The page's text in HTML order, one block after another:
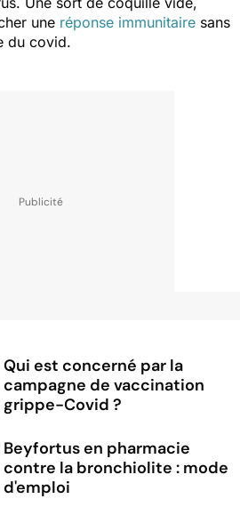
une réponse immunitaire sans
du covid.
Qui est concerné par la
campagne de vaccination
grippe-Covid ?
Beyfortus en pharmacie
contre la bronchiolite : mode
d'emploi